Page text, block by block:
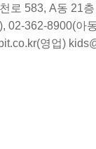
로 583, A동 21
02-362-8900(아
영업)